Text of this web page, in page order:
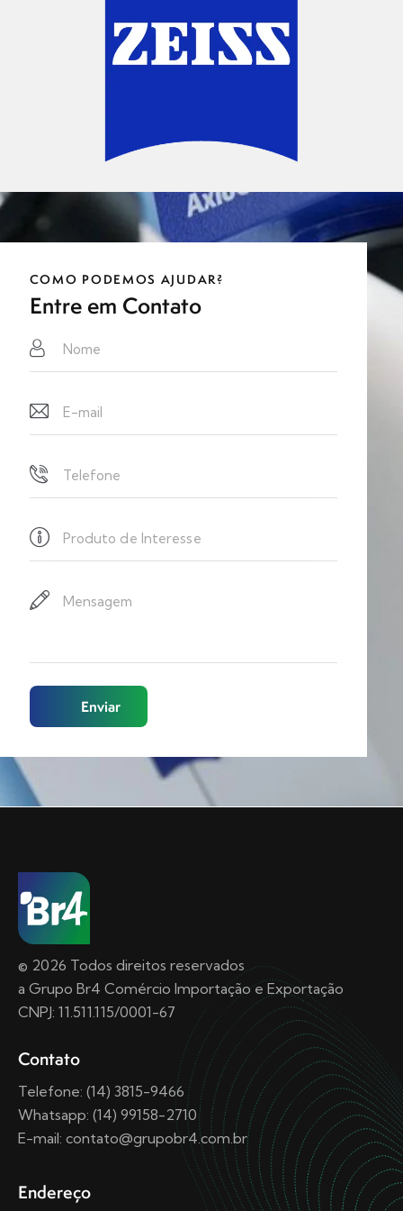
COMO PODEMOS AJUDAR?
Entre em Contato
© 2026 Todos direitos reservados
a Grupo Br4 Comércio Importação e Exportação
CNPJ: 11.511.115/0001-67
Contato
Telefone: (14) 3815-9466
Whatsapp: (14) 99158-2710
E-mail: contato@grupobr4.com.br
Endereço